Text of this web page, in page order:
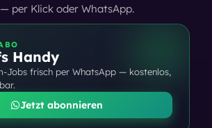
per Klick oder WhatsApp.
Handy
Jobs frisch per WhatsApp — kostenlos,
Jetzt abonnieren